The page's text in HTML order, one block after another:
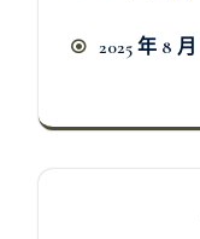
2025 年 8 月